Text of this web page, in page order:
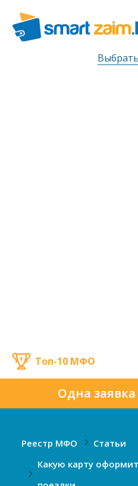
Одна
Топ-10 МФО
Реестр МФО
Статьи
Какую карту